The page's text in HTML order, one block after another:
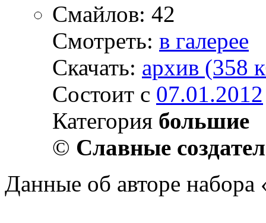
Смайлов: 42
Смотреть: в галерее
Скачать: архив (358
Состоит с 07.01.2012
Категория большие
© Славные
Данные об авторе набора